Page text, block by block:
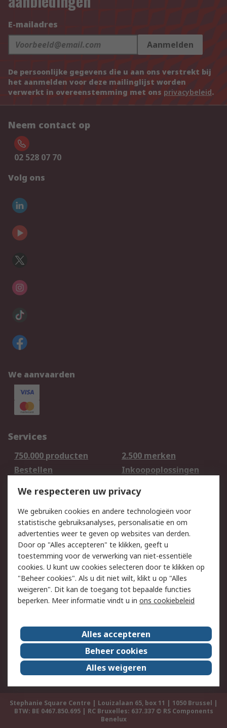
E-mailadres
Aanmelden
De persoonlijke gegevens die u aan ons verstrekt bij
het aanmelden voor deze mailinglijst worden
verwerkt in overeenstemming met ons privacybeleid.
Neem contact op
02 528 07 70
Volg ons
We aanvaarden
Services
750.000 producten
2.500 merken
Bestellen
Inkoopoplossingen
Track & Trace
Wettelijk
Cookiebeleid
Email veiligheid
Privacybeleid -
Bijgewerkt
Websitevoorwaarden
Algemene
verkoopvoorwaarden
RS Group
Over ons
RS wereldwijd
Werken bij RS
ESG
Stephanie Square Centre | Louizalaan 65, box 11 | 1050 Brussel |
BTW: BE 0467.850.695 | RC Bruxelles: 637.337 © RS Components
Benelux
We respecteren uw privacy
We gebruiken cookies en andere technologieën voor
statistische gebruiksanalyses, personalisatie en om
advertenties weer te geven op websites van derden.
Door op "Alles accepteren" te klikken, geeft u
toestemming voor de verwerking van niet-essentiële
cookies. U kunt uw cookies selecteren door te klikken op
"Beheer cookies". Als u dit niet wilt, klikt u op "Alles
weigeren". Dit kan de toegang tot bepaalde functies
beperken. Meer informatie vindt u in ons cookiebeleid
Alles accepteren
Beheer cookies
Alles weigeren